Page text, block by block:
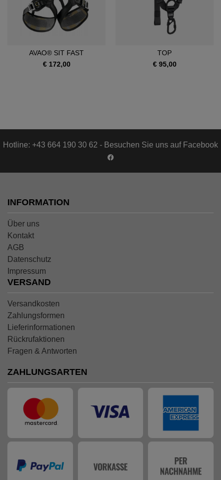
AVAO® SIT FAST
€ 172,00
TOP
€ 95,00
Hotline: +43 664 190 30 62 - Besuchen Sie uns auf Facebook
INFORMATION
Über uns
Kontakt
AGB
Datenschutz
Impressum
VERSAND
Versandkosten
Zahlungsformen
Lieferinformationen
Rückrufaktionen
Fragen & Antworten
ZAHLUNGSARTEN